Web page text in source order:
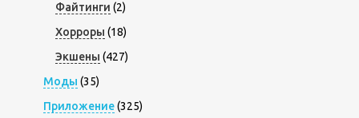
Файтинги (2)
Хорроры (18)
Экшены (427)
Моды (35)
Приложение(325)